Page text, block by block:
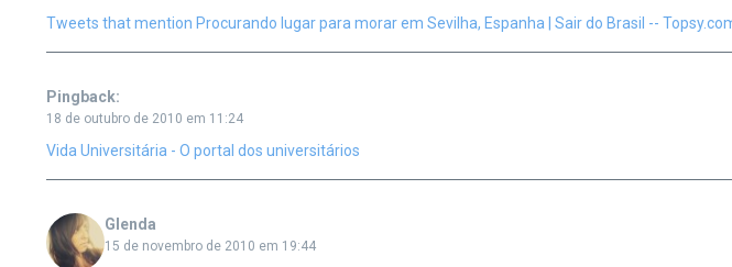
Tweets that mention Procurando lugar para morar em Sevilha, Espanha | Sair do Brasil --
Pingback:
18 de outubro de 2010 em 11:24
Vida Universitária - O portal dos universitários
Glenda
15 de novembro de 2010 em 19:44